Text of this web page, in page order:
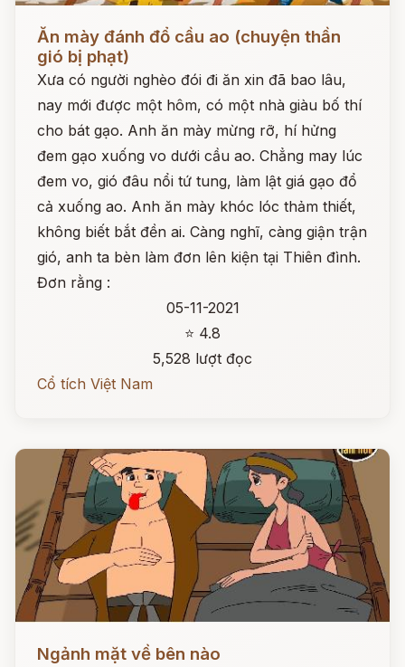
Đọc ngay
Ăn mày đánh đổ cầu ao (chuyện thần
gió bị phạt)
Xưa có người nghèo đói đi ăn xin đã bao lâu,
nay mới được một hôm, có một nhà giàu bố thí
cho bát gạo. Anh ăn mày mừng rỡ, hí hửng
đem gạo xuống vo dưới cầu ao. Chẳng may lúc
đem vo, gió đâu nổi tứ tung, làm lật giá gạo đổ
cả xuống ao. Anh ăn mày khóc lóc thảm thiết,
không biết bắt đền ai. Càng nghĩ, càng giận trận
gió, anh ta bèn làm đơn lên kiện tại Thiên đình.
Đơn rằng :
05-11-2021
⭐ 4.8
5,528 lượt đọc
Cổ tích Việt Nam
Ngảnh mặt về bên nào